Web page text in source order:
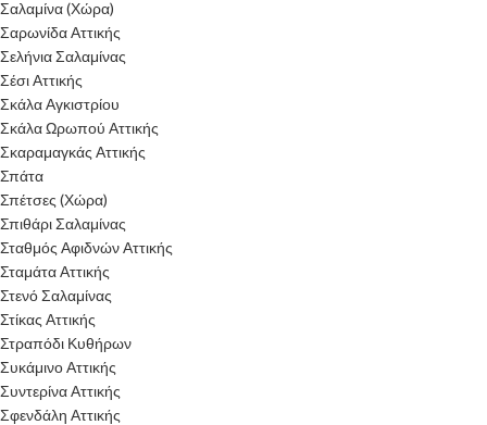
Σαλαμίνα (Χώρα)
Σαρωνίδα Αττικής
Σελήνια Σαλαμίνας
Σέσι Αττικής
Σκάλα Αγκιστρίου
Σκάλα Ωρωπού Αττικής
Σκαραμαγκάς Αττικής
Σπάτα
Σπέτσες (Χώρα)
Σπιθάρι Σαλαμίνας
Σταθμός Αφιδνών Αττικής
Σταμάτα Αττικής
Στενό Σαλαμίνας
Στίκας Αττικής
Στραπόδι Κυθήρων
Συκάμινο Αττικής
Συντερίνα Αττικής
Σφενδάλη Αττικής